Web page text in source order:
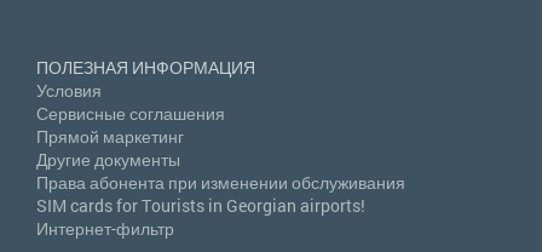
ПОЛЕЗНАЯ ИНФОРМАЦИЯ
Условия
Сервисные соглашения
Прямой маркетинг
Другие документы
Права абонента при изменении обслуживания
SIM cards for Tourists in Georgian airports!
Интернет-фильтр